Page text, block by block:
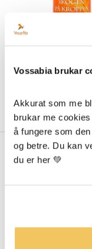
Vossabia brukar
Akkurat som me
brukar me
å fungere som
og betre. Du kan
du er her 💚
Tilbud
Frå 45,00
Media Og